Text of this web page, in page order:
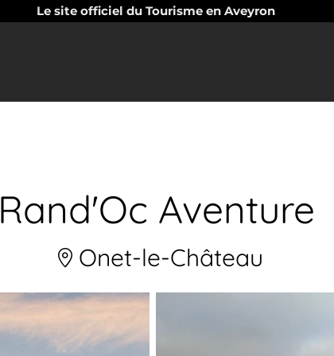
Le site officiel du Tourisme en Aveyron
Rand'Oc Aventure
Onet-le-Château